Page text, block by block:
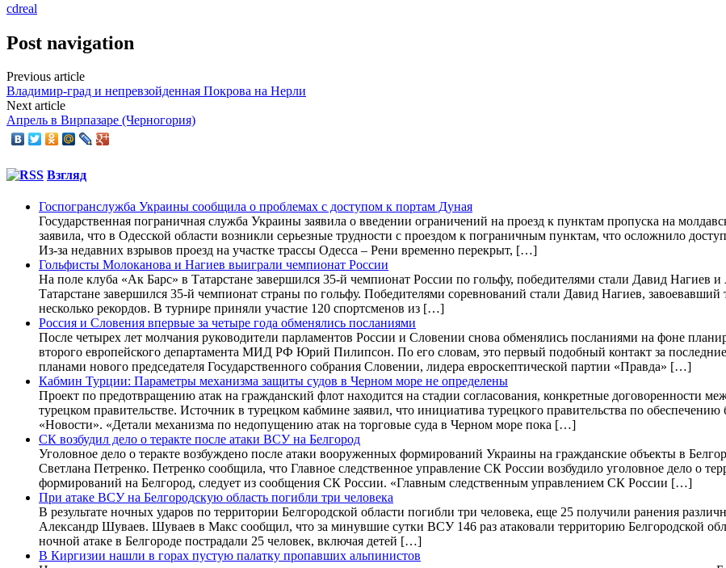
cdreal
Post navigation
Previous article
Владимир-град и непревзойденная Покрова на Нерли
Next article
Апрель в Вирпазаре (Черногория)
Взгляд
Госпогранслужба Украины сообщила о проблемах с доступом к портам Дуная
Государственная пограничная служба Украины заявила о введении ограничений на проезд к пунктам пропуска на
заявила, что в Одесской области возникли серьезные трудности с проездом к пограничным пунктам, что осложнило
Из-за недавних взрывов проезд на участке трассы Одесса – Рени временно перекрыт, […]
Гольфисты Молоканова и Нагиев выиграли чемпионат России
На поле клуба «Ак Барс» в Татарстане завершился 35-й чемпионат России по гольфу, победителями стали Давид Нагиев
Татарстане завершился 35-й чемпионат страны по гольфу. Победителями соревнований стали Давид Нагиев,
несколько рекордов. В турнире приняли участие 120 спортсменов из […]
Россия и Словения впервые за четыре года обменялись посланиями
После четырех лет молчания руководители парламентов России и Словении снова обменялись посланиями на фоне
второго европейского департамента МИД РФ Юрий Пилипсон. По его словам, это первый подобный контакт за
планами нового председателя Государственного собрания Словении, лидера евроскептической партии «Правда» […]
Кабмин Турции: Параметры механизма защиты судов в Черном море не определены
Проект по предотвращению атак на гражданский флот находится на стадии согласования, конкретные договоренности
турецком правительстве. Источник в турецком кабмине заявил, что инициатива турецкого правительства по
«Новости». «Детали механизма по недопущению атак на торговые суда в Черном море пока […]
СК возбудил дело о теракте после атаки ВСУ на Белгород
Уголовное дело о теракте возбуждено после атаки вооруженных формирований Украины на гражданские объекты в
Светлана Петренко. Петренко сообщила, что Главное следственное управление СК России возбудило уголовное дело о
формирований на Белгород, следует из сообщения СК России. «Главным следственным управлением СК России […]
При атаке ВСУ на Белгородскую область погибли три человека
В результате ночных ударов по территории Белгородской области погибли три человека, еще 25 получили ранения
Александр Шуваев. Шуваев в Макс сообщил, что за минувшие сутки ВСУ 146 раз атаковали территорию Белгородской
ночной атаке в Белгороде пострадали 25 человек, включая детей […]
В Киргизии нашли в горах пустую палатку пропавших альпинистов